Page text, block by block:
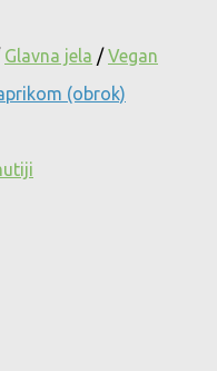
Glavna jela /Vegan
(obrok)